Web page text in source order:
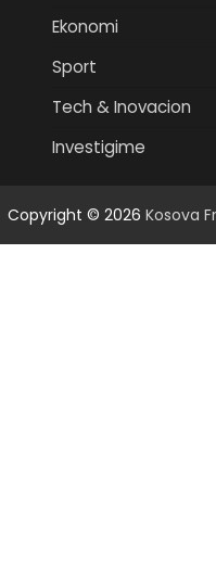
Ekonomi
Sport
Tech & Inovacion
Investigime